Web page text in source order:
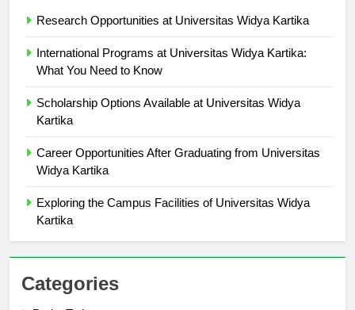
International Programs at Universitas Widya Kartika:
Scholarship Options Available at Universitas Widya
Career Opportunities After Graduating from Universitas
Exploring the Campus Facilities of Universitas Widya
Categories